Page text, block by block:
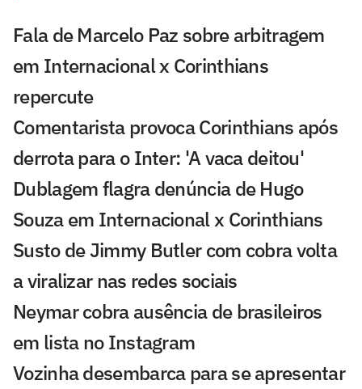
Fala de Marcelo Paz sobre arbitragem
em Internacional x Corinthians
repercute
Comentarista provoca Corinthians após
derrota para o Inter: 'A vaca deitou'
Dublagem flagra denúncia de Hugo
Souza em Internacional x Corinthians
Susto de Jimmy Butler com cobra volta
a viralizar nas redes sociais
Neymar cobra ausência de brasileiros
em lista no Instagram
Vozinha desembarca para se apresentar